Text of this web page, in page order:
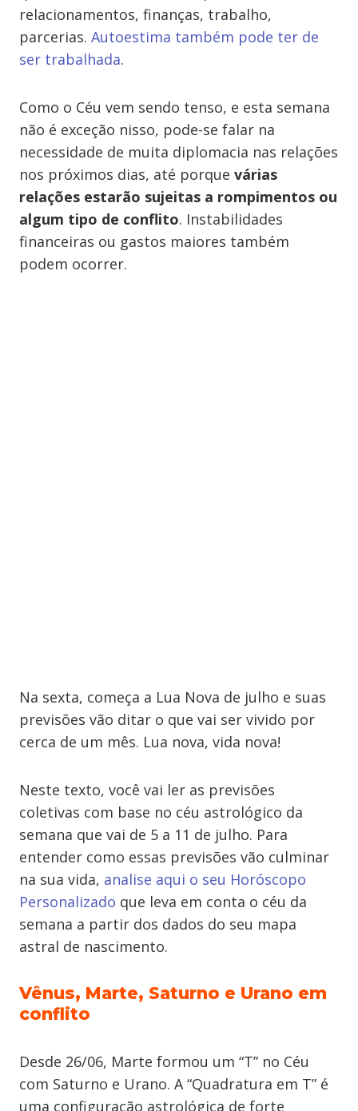
relacionamentos, finanças, trabalho,
parcerias. Autoestima também pode ter de
ser trabalhada.
Como o Céu vem sendo tenso, e esta semana
não é exceção nisso, pode-se falar na
necessidade de muita diplomacia nas relações
nos próximos dias, até porque várias
relações estarão sujeitas a rompimentos ou
algum tipo de conflito. Instabilidades
financeiras ou gastos maiores também
podem ocorrer.
Na sexta, começa a Lua Nova de julho e suas
previsões vão ditar o que vai ser vivido por
cerca de um mês. Lua nova, vida nova!
Neste texto, você vai ler as previsões
coletivas com base no céu astrológico da
semana que vai de 5 a 11 de julho. Para
entender como essas previsões vão culminar
na sua vida, analise aqui o seu Horóscopo
Personalizado que leva em conta o céu da
semana a partir dos dados do seu mapa
astral de nascimento.
Vênus, Marte, Saturno e Urano em
conflito
Desde 26/06, Marte formou um “T” no Céu
com Saturno e Urano. A “Quadratura em T” é
uma configuração astrológica de forte